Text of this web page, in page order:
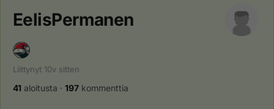
EelisPermanen
Liittynyt 10v sitten
41 aloitusta · 197 kommenttia